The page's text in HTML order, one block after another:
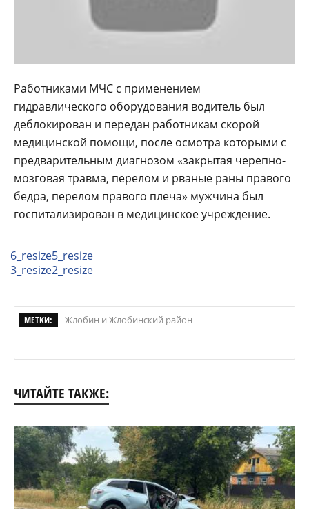
Работниками МЧС с применением
гидравлического оборудования водитель был
деблокирован и передан работникам скорой
медицинской помощи, после осмотра которыми с
предварительным диагнозом «закрытая черепно-
мозговая травма, перелом и рваные раны правого
бедра, перелом правого плеча» мужчина был
госпитализирован в медицинское учреждение.
6_resize5_resize
3_resize2_resize
МЕТКИ: Жлобин и Жлобинский район
ЧИТАЙТЕ ТАКЖЕ: